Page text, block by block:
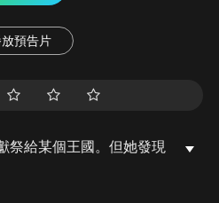
預告片
祭給某個王國。但她發現